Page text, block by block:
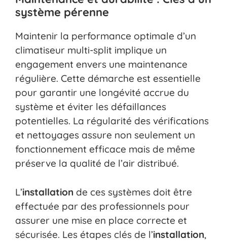
système pérenne
Maintenir la performance optimale d’un
climatiseur multi-split implique un
engagement envers une maintenance
régulière. Cette démarche est essentielle
pour garantir une longévité accrue du
système et éviter les défaillances
potentielles. La régularité des vérifications
et nettoyages assure non seulement un
fonctionnement efficace mais de même
préserve la qualité de l’air distribué.
L’installation de ces systèmes doit être
effectuée par des professionnels pour
assurer une mise en place correcte et
sécurisée. Les étapes clés de l’installation,